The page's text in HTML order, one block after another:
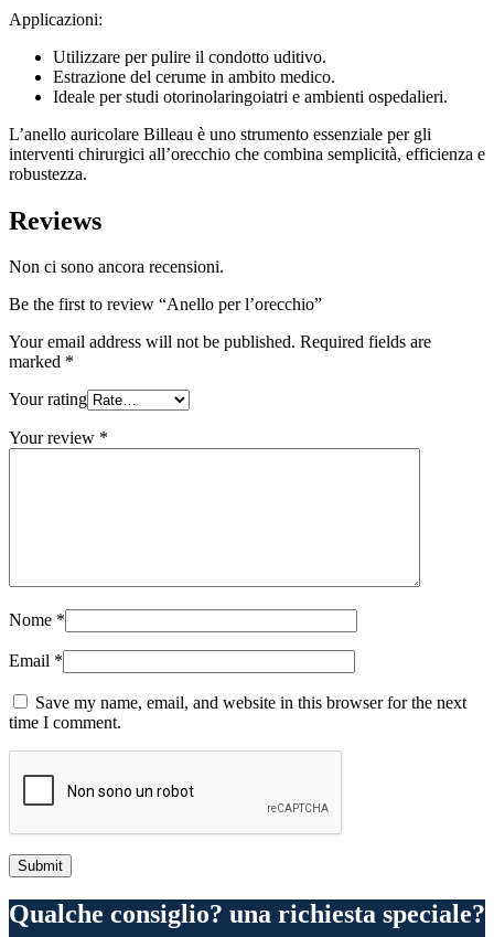
Applicazioni:
Utilizzare per pulire il condotto uditivo.
Estrazione del cerume in ambito medico.
Ideale per studi otorinolaringoiatri e ambienti ospedalieri.
L’anello auricolare Billeau è uno strumento essenziale per gli
interventi chirurgici all’orecchio che combina semplicità, efficienza e
robustezza.
Reviews
Non ci sono ancora recensioni.
Be the first to review “Anello per l’orecchio”
Your email address will not be published. Required fields are
marked *
Your rating
Your review *
Nome *
Email *
Save my name, email, and website in this browser for the next
time I comment.
Qualche consiglio? una richiesta speciale?